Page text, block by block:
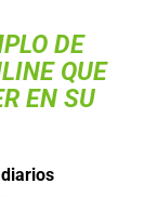
DE
QUE
EN SU